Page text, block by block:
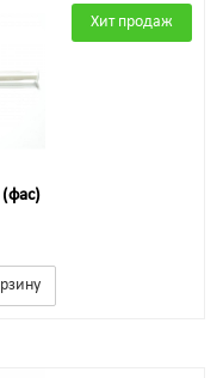
Хит продаж
(фас)